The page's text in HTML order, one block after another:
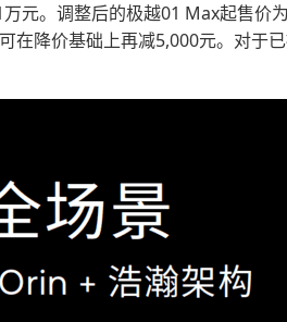
元。调整后的极越01 Max起售价
降价基础上再减5,000元。对于